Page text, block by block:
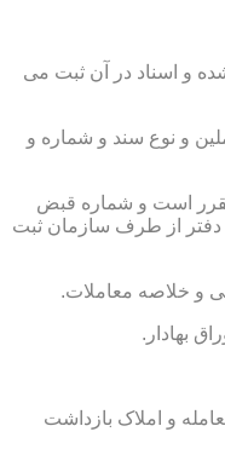
و اسناد در آن ثبت می
و نوع سند و شماره و
مقرر است و شماره قبض
دفتر از طرف سازمان ثبت
و املاک بازداشت